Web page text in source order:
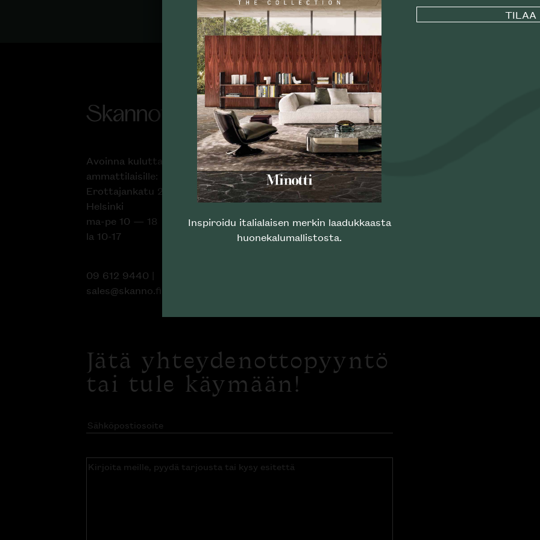
Avoinna kuluttajille ja
ammattilaisille:
Erottajankatu 2, 00120
Helsinki
ma-pe 10 — 18
la 10-17
09 612 9440 |
sales@skanno.fi
Skanno
Tuotteet
Suunnittelupalvelu
Liike Helsingin keskustassa
Jätä yhteydenottopyyntö
tai tule käymään!
Sähköpostiosoite(Pakollinen)
Kirjoita
Inspiroidu italialaisen merkin laadukkaasta
huonekalumallistosta.
Käytämme verkkosivustollamme evästeitä
käyttökokemuksesi optimoimiseksi. Napsauttamalla "Hyväksy"
suostut kaikkien verkkosivustomme evästeiden käyttöön.
Valitsemalla "Hylkää" sallit ainoastaan välttämättömien
evästeiden käytön, jolloin kaikkia sivuston toiminnallisuuksia ei
pystytä suorittamaan. Jos haluat poistaa joitakin evästeitä
käytöstä, käy evästeasetuksissa.
EVÄSTEASETUKSET